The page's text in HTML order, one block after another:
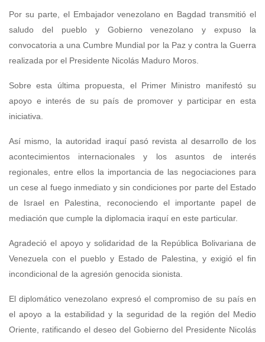
Por su parte, el Embajador venezolano en Bagdad transmitió el
saludo del pueblo y Gobierno venezolano y expuso la
convocatoria a una Cumbre Mundial por la Paz y contra la Guerra
realizada por el Presidente Nicolás Maduro Moros.
Sobre esta última propuesta, el Primer Ministro manifestó su
apoyo e interés de su país de promover y participar en esta
iniciativa.
Así mismo, la autoridad iraquí pasó revista al desarrollo de los
acontecimientos internacionales y los asuntos de interés
regionales, entre ellos la importancia de las negociaciones para
un cese al fuego inmediato y sin condiciones por parte del Estado
de Israel en Palestina, reconociendo el importante papel de
mediación que cumple la diplomacia iraquí en este particular.
Agradeció el apoyo y solidaridad de la República Bolivariana de
Venezuela con el pueblo y Estado de Palestina, y exigió el fin
incondicional de la agresión genocida sionista.
El diplomático venezolano expresó el compromiso de su país en
el apoyo a la estabilidad y la seguridad de la región del Medio
Oriente, ratificando el deseo del Gobierno del Presidente Nicolás